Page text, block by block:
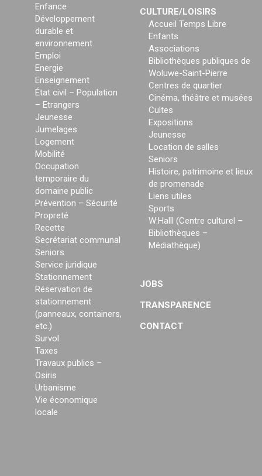
Enfance
Développement
durable et
environnement
Emploi
Energie
Enseignement
État civil – Population
– Etrangers
Jeunesse
Jumelages
Logement
Mobilité
Occupation
temporaire du
domaine public
Prévention – Sécurité
Propreté
Recette
Secrétariat communal
Seniors
Service juridique
Stationnement
Réservation de
stationnement
(panneaux, containers,
etc.)
Survol
Taxes
Travaux publics –
Osiris
Urbanisme
Vie économique
locale
CULTURE/LOISIRS
Accueil Temps Libre
Enfants
Associations
Bibliothèques publiques de
Woluwe-Saint-Pierre
Centres de quartier
Cinéma, théâtre et musées
Cultes
Expositions
Jeunesse
Location de salles
Seniors
Histoire, patrimoine et lieux
de promenade
Liens utiles
Sports
W:Halll (Centre culturel –
Bibliothèques –
Médiathèque)
JOBS
TRANSPARENCE
CONTACT